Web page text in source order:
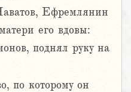
Ефремлянин
его вдовы:
поднял руку на
по которому он